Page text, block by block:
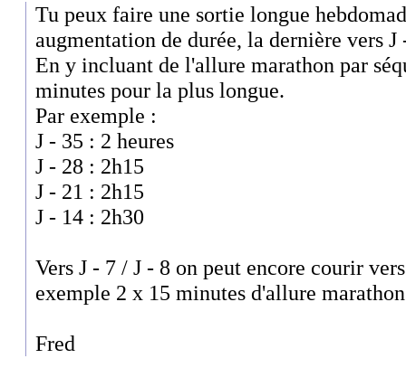
Tu peux faire une sortie longue
augmentation de durée, la dernière vers J
En y incluant de l'allure marathon par
minutes pour la plus longue.
Par exemple :
J - 35 : 2 heures
J - 28 : 2h15
J - 21 : 2h15
J - 14 : 2h30
Vers J - 7 / J - 8 on peut encore courir
exemple 2 x 15 minutes d'allure
Fred